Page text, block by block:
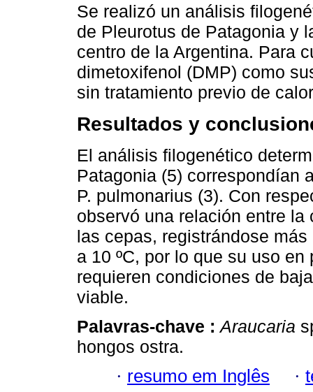
Se realizó un análisis
de Pleurotus de Patagonia y
centro de la Argentina. Para
dimetoxifenol (DMP) como
sin tratamiento previo de
Resultados y
El análisis filogenético
Patagonia (5) correspondían
P. pulmonarius (3). Con
observó una relación entre
las cepas, registrándose
a 10 ºC, por lo que su uso
requieren condiciones de
viable.
Palavras-chave :Araucaria
hongos ostra.
· resumo em Inglês ·